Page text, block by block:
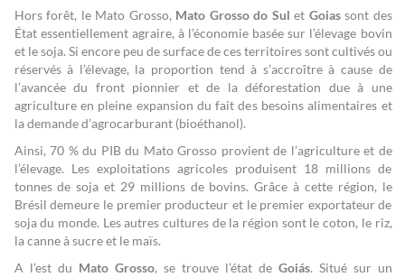
Hors forêt, le Mato Grosso, Mato Grosso do Sul et Goiassont des
État essentiellement agraire, à l’économie basée sur l’élevage bovin
et le soja. Si encore peu de surface de ces territoires sont cultivés ou
réservés à l’élevage, la proportion tend à s’accroître à cause de
l’avancée du front pionnier et de la déforestation due à une
agriculture en pleine expansion du fait des besoins alimentaires et
la demande d’agrocarburant (bioéthanol).
Ainsi, 70 % du PIB du Mato Grosso provient de l’agriculture et de
l’élevage. Les exploitations agricoles produisent 18 millions de
tonnes de soja et 29 millions de bovins. Grâce à cette région, le
Brésil demeure le premier producteur et le premier exportateur de
soja du monde. Les autres cultures de la région sont le coton, le riz,
la canne à sucre et le maïs.
A l’est du Mato Grosso, se trouve l’état de Goiás. Situé sur un